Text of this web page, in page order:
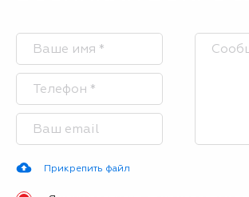
Прикрепить файл